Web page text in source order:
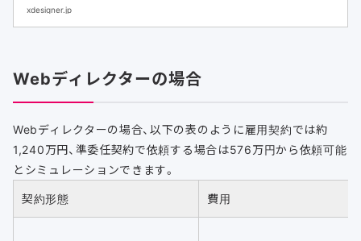
xdesigner.jp
Webディレクターの場合
Webディレクターの場合、以下の表のように雇用契約では約
1,240万円、準委任契約で依頼する場合は576万円から依頼可能
とシミュレーションできます。
契約形態
費用